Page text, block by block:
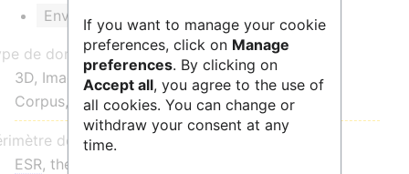
Environnement
de données :
3D, Image, Topographie, Données de terrain,
Corpus, Expérimentation
de communauté :
ESR, thématique, national
If you want to manage your cookie
preferences, click on Manage
preferences. By clicking on
Accept all, you agree to the use of
all cookies. You can change or
withdraw your consent at any
time.